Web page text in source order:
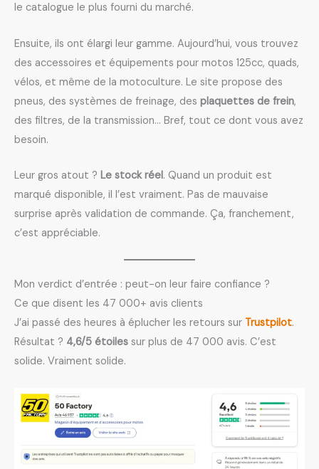
le catalogue le plus fourni du marché.
Ensuite, ils ont élargi leur gamme. Aujourd’hui, vous trouvez
des accessoires et équipements pour motos 125cc, quads,
vélos, et même de la motoculture. Le site propose des
pneus, des systèmes de freinage, des plaquettes de frein,
des filtres, de la transmission… Bref, tout ce dont vous avez
besoin.
Leur gros atout ? Le stock réel. Quand un produit est
marqué disponible, il l’est vraiment. Pas de mauvaise
surprise après validation de commande. Ça, franchement,
c’est appréciable.
Mon verdict d’entrée : peut-on leur faire confiance ?
Ce que disent les 47 000+ avis clients
J’ai passé des heures à éplucher les retours sur Trustpilot.
Résultat ? 4,6/5 étoiles sur plus de 47 000 avis. C’est
solide. Vraiment solide.